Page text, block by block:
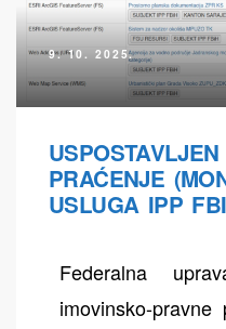
9. 10. 2025.
PRAĆENJE
USLUGA IPP
Federalna
imovinsko-